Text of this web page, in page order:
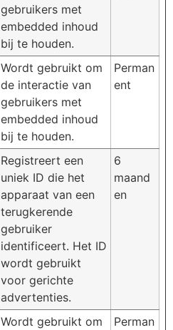
gebruikers met
embedded inhoud
bij te houden.
Wordt gebruikt om
de interactie van
gebruikers met
embedded inhoud
bij te houden.
Perman
ent
Registreert een
uniek ID die het
apparaat van een
terugkerende
gebruiker
identificeert. Het ID
wordt gebruikt
voor gerichte
advertenties.
6
maand
en
Wordt gebruikt om
Perman